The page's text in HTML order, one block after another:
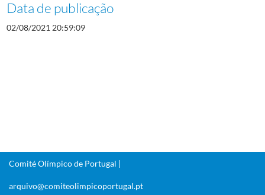
Data de publicação
02/08/2021 20:59:09
Comité Olímpico de Portugal |
arquivo@comiteolimpicoportugal.pt